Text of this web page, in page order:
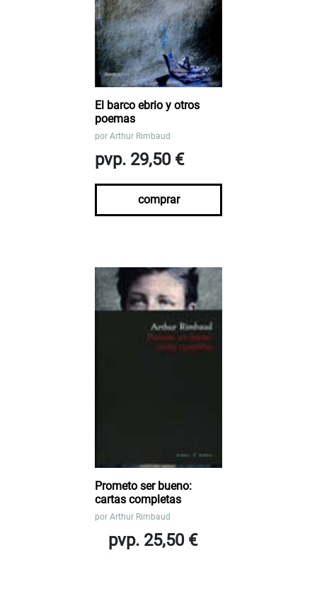
El barco ebrio y otros
poemas
por Arthur Rimbaud
pvp. 29,50 €
comprar
Prometo ser bueno:
cartas completas
por Arthur Rimbaud
pvp. 25,50 €